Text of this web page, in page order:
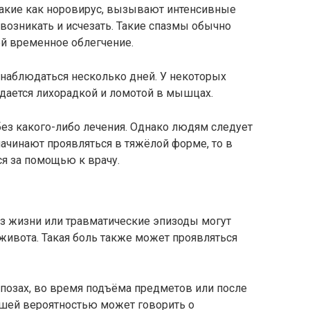
как норовирус, вызывают интенсивные
и исчезать. Такие спазмы обычно
временное облегчение.
несколько дней. У некоторых
лихорадкой и ломотой в мышцах.
какого-либо лечения. Однако людям следует
проявляться в тяжёлой форме, то в
за помощью к врачу.
или травматические эпизоды могут
Такая боль также может проявляться
во время подъёма предметов или после
вероятностью может говорить о